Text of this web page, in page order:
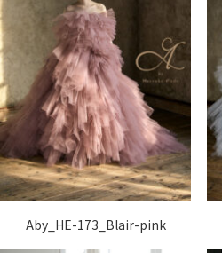
Aby_HE-173_Blair-pink